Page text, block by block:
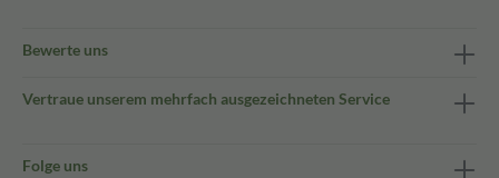
Bewerte uns
Vertraue unserem mehrfach ausgezeichneten Service
Folge uns